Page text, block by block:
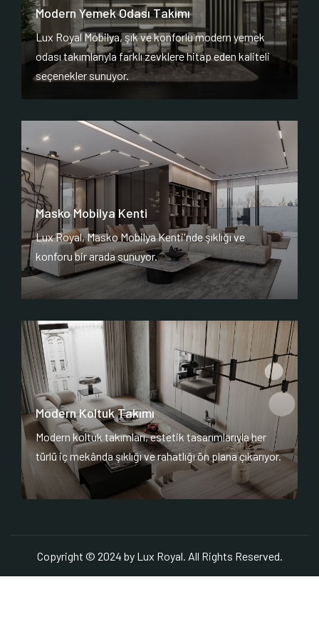
Modern Yemek Odası Takımı
Lux Royal Mobilya, şık ve konforlu modern yemek
odası takımlarıyla farklı zevklere hitap eden kaliteli
seçenekler sunuyor.
Masko Mobilya Kenti
Lux Royal, Masko Mobilya Kenti'nde şıklığı ve
konforu bir arada sunuyor.
Modern Koltuk Takımı
Modern koltuk takımları, estetik tasarımlarıyla her
türlü iç mekânda şıklığı ve rahatlığı ön plana çıkarıyor.
Copyright © 2024 by Lux Royal. All Rights Reserved.